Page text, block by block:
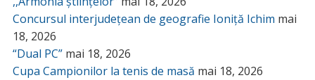
Concursul interjudețean de geografie Ioniță Ichim mai
18, 2026
“Dual PC” mai 18, 2026
Cupa Campionilor la tenis de masă mai 18, 2026